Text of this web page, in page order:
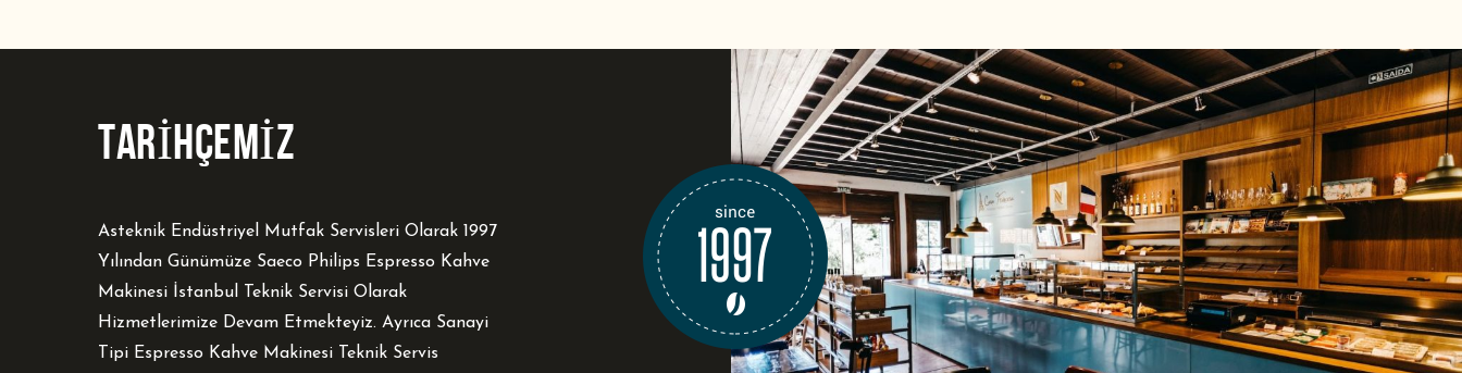
TARİHÇEMİZ
Asteknik Endüstriyel Mutfak Servisleri Olarak 1997
Yılından Günümüze Saeco Philips Espresso Kahve
Makinesi İstanbul Teknik Servisi Olarak
Hizmetlerimize Devam Etmekteyiz. Ayrıca Sanayi
Tipi Espresso Kahve Makinesi Teknik Servis